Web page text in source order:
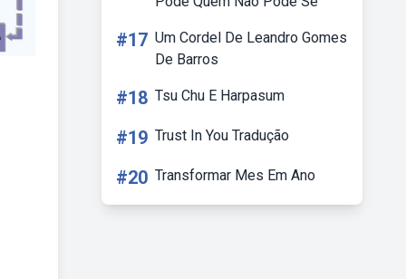
#17 Um Cordel De Leandro Gomes
De Barros
#18 Tsu Chu E Harpasum
#19 Trust In You Tradução
#20 Transformar Mes Em Ano